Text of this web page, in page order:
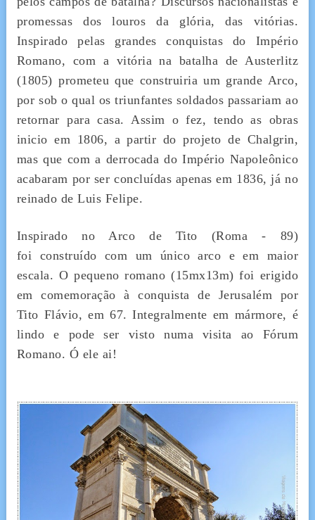
promessas dos louros da glória, das vitórias.
Inspirado pelas grandes conquistas do Império
Romano, com a vitória na batalha de Austerlitz
(1805) prometeu que construiria um grande Arco,
por sob o qual os triunfantes soldados passariam ao
retornar para casa. Assim o fez, tendo as obras
inicio em 1806, a partir do projeto de Chalgrin,
mas que com a derrocada do Império Napoleônico
acabaram por ser concluídas apenas em 1836, já no
reinado de Luis Felipe.
Inspirado no Arco de Tito (Roma - 89)
foi construído com um único arco e em maior
escala. O pequeno romano (15mx13m) foi erigido
em comemoração à conquista de Jerusalém por
Tito Flávio, em 67. Integralmente em mármore, é
lindo e pode ser visto numa visita ao Fórum
Romano. Ó ele ai!